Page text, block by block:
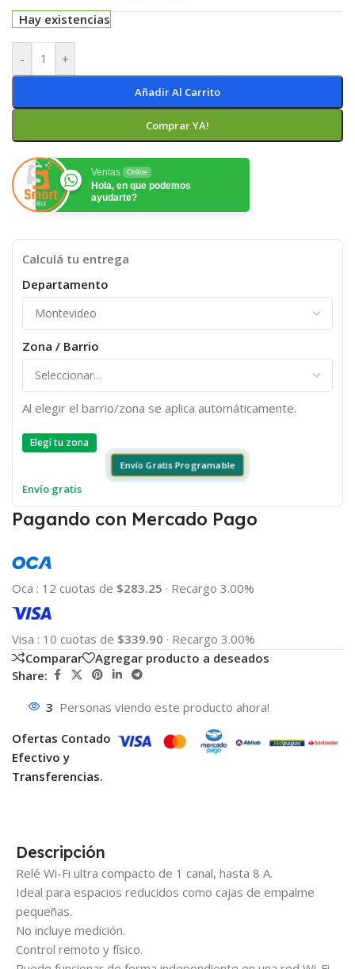
Hay existencias
- +
Añadir Al Carrito
Comprar YA!
Ventas Online
Hola, en que podemos
ayudarte?
Calculá tu entrega
Departamento
Zona / Barrio
Al elegir el barrio/zona se aplica automáticamente.
Elegí tu zona
Envío Gratis Programable
Envío gratis
Pagando con Mercado Pago
Oca : 12 cuotas de $283.25 · Recargo 3.00%
Visa : 10 cuotas de $339.90 · Recargo 3.00%
Comparar
Agregar producto a deseados
Share:
3 Personas viendo este producto ahora!
Ofertas Contado
Efectivo y
Transferencias.
Descripción
Relé Wi-Fi ultra compacto de 1 canal, hasta 8 A.
Ideal para espacios reducidos como cajas de empalme
pequeñas.
No incluye medición.
Control remoto y físico.